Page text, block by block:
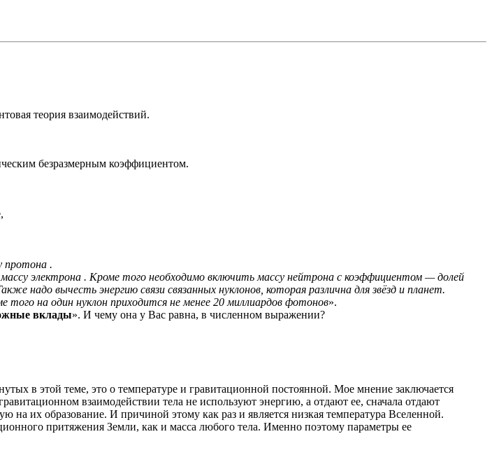
теория взаимодействий.
безразмерным коэффициентом.
протона .
электрона . Кроме того необходимо включить массу нейтрона с коэффициентом — долей
надо вычесть энергию связи связанных нуклонов, которая различна для звёзд и планет.
того на один нуклон приходится не менее 20 миллиардов фотонов».
вклады». И чему она у Вас равна, в численном выражении?
в этой теме, это о температуре и гравитационной постоянной. Мое мнение заключается
взаимодействии тела не используют энергию, а отдают ее, сначала отдают
их образование. И причиной этому как раз и является низкая температура Вселенной.
притяжения Земли, как и масса любого тела. Именно поэтому параметры ее